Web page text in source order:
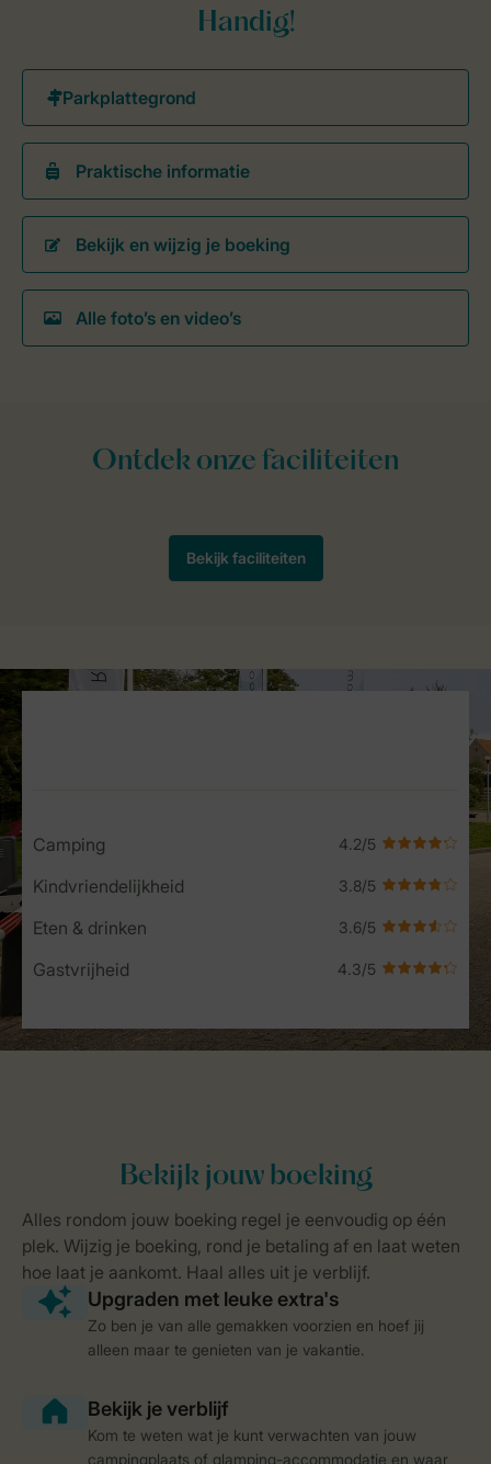
Handig!
Praktische informatie
Bekijk en wijzig je boeking
Alle foto’s en video’s
Service Rating from our guests
Camping
Kindvriendelijkheid
Eten & drinken
Gastvrijheid
Zo ben je van alle gemakken voorzien en hoef jij
alleen maar te genieten van je vakantie.
Kom te weten wat je kunt verwachten van jouw
campingplaats of glamping-accommodatie en waar